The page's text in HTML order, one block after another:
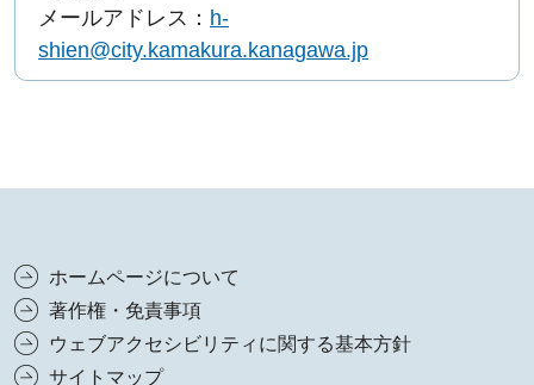
メールアドレス： h-
shien@city.kamakura.kanagawa.jp
ホームページについて
著作権・免責事項
ウェブアクセシビリティに関する基本方針
サイトマップ